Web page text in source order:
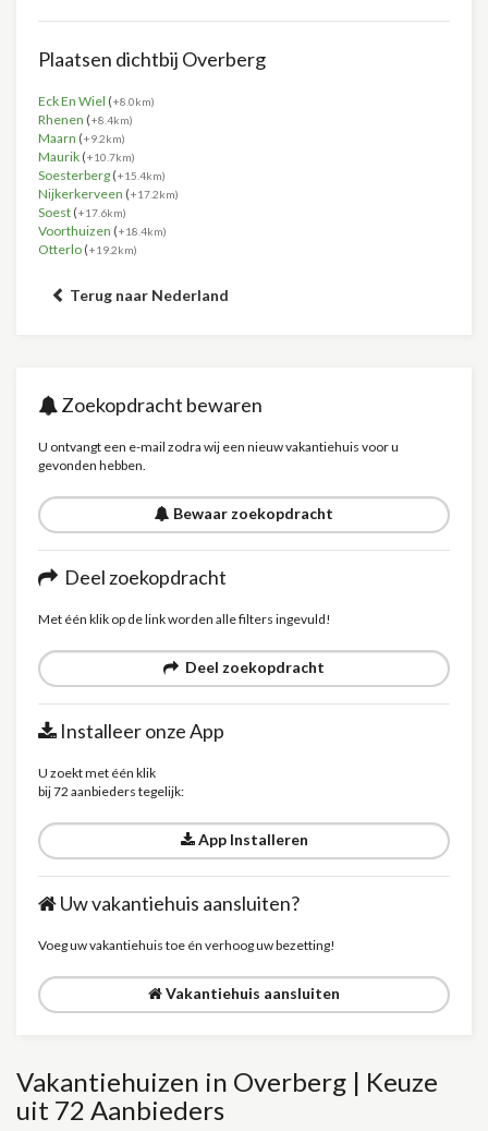
Plaatsen dichtbij Overberg
Eck En Wiel (+8.0km)
Rhenen (+8.4km)
Maarn (+9.2km)
Maurik (+10.7km)
Soesterberg (+15.4km)
Nijkerkerveen (+17.2km)
Soest (+17.6km)
Voorthuizen (+18.4km)
Otterlo (+19.2km)
Terug naar Nederland
Zoekopdracht bewaren
U ontvangt een e-mail zodra wij een nieuw vakantiehuis voor u
gevonden hebben.
Bewaar zoekopdracht
Deel zoekopdracht
Met één klik op de link worden alle filters ingevuld!
Deel zoekopdracht
Installeer onze App
U zoekt met één klik
bij 72 aanbieders tegelijk:
App Installeren
Uw vakantiehuis aansluiten?
Voeg uw vakantiehuis toe én verhoog uw bezetting!
Vakantiehuis aansluiten
Vakantiehuizen in Overberg | Keuze
uit 72 Aanbieders